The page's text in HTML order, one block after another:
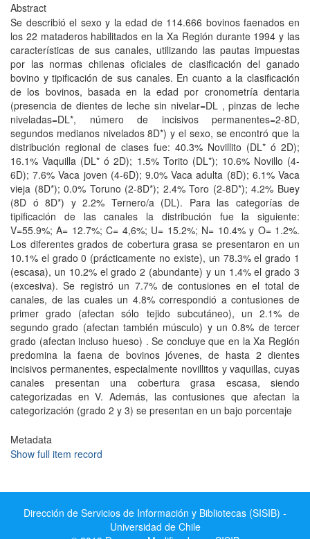
Abstract
Se describió el sexo y la edad de 114.666 bovinos faenados en
los 22 mataderos habilitados en la Xa Región durante 1994 y las
características de sus canales, utilizando las pautas impuestas
por las normas chilenas oficiales de clasificación del ganado
bovino y tipificación de sus canales. En cuanto a la clasificación
de los bovinos, basada en la edad por cronometría dentaria
(presencia de dientes de leche sin nivelar=DL , pinzas de leche
niveladas=DL*, número de incisivos permanentes=2-8D,
segundos medianos nivelados 8D*) y el sexo, se encontró que la
distribución regional de clases fue: 40.3% Novillito (DL* ó 2D);
16.1% Vaquilla (DL* ó 2D); 1.5% Torito (DL*); 10.6% Novillo (4-
6D); 7.6% Vaca joven (4-6D); 9.0% Vaca adulta (8D); 6.1% Vaca
vieja (8D*); 0.0% Toruno (2-8D*); 2.4% Toro (2-8D*); 4.2% Buey
(8D ó 8D*) y 2.2% Ternero/a (DL). Para las categorías de
tipificación de las canales la distribución fue la siguiente:
V=55.9%; A= 12.7%; C= 4,6%; U= 15.2%; N= 10.4% y O= 1.2%.
Los diferentes grados de cobertura grasa se presentaron en un
10.1% el grado 0 (prácticamente no existe), un 78.3% el grado 1
(escasa), un 10.2% el grado 2 (abundante) y un 1.4% el grado 3
(excesiva). Se registró un 7.7% de contusiones en el total de
canales, de las cuales un 4.8% correspondió a contusiones de
primer grado (afectan sólo tejido subcutáneo), un 2.1% de
segundo grado (afectan también músculo) y un 0.8% de tercer
grado (afectan incluso hueso) . Se concluye que en la Xa Región
predomina la faena de bovinos jóvenes, de hasta 2 dientes
incisivos permanentes, especialmente novillitos y vaquillas, cuyas
canales presentan una cobertura grasa escasa, siendo
categorizadas en V. Además, las contusiones que afectan la
categorización (grado 2 y 3) se presentan en un bajo porcentaje
Metadata
Show full item record
Dirección de Servicios de Información y Bibliotecas (SISIB) -
Universidad de Chile